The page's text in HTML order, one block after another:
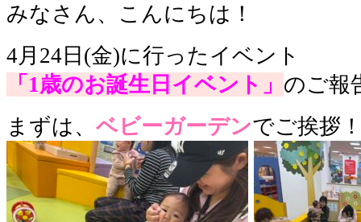
みなさん、こんにちは！
4月24日(金)に行ったイベント
「1歳のお誕生日イベント」 のご報
まずは、 ベビーガーデンでご挨拶